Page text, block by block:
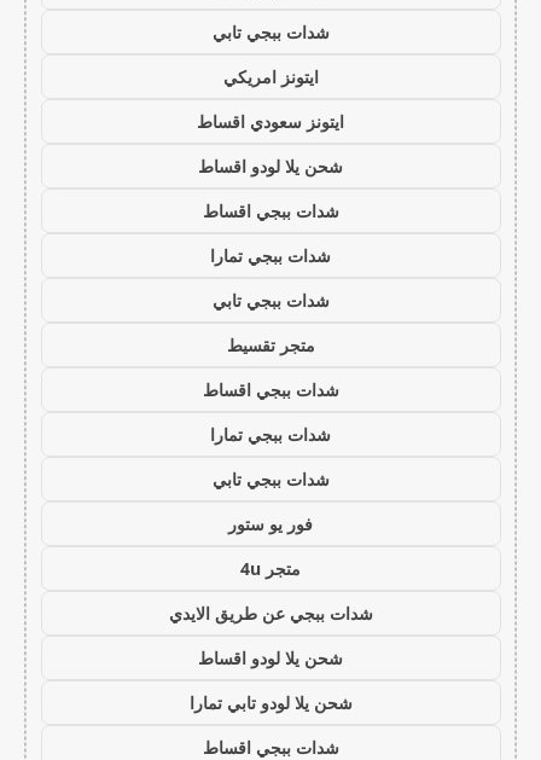
شدات ببجي تابي
ايتونز امريكي
ايتونز سعودي اقساط
شحن يلا لودو اقساط
شدات ببجي اقساط
شدات ببجي تمارا
شدات ببجي تابي
متجر تقسيط
شدات ببجي اقساط
شدات ببجي تمارا
شدات ببجي تابي
فور يو ستور
متجر 4u
شدات ببجي عن طريق الايدي
شحن يلا لودو اقساط
شحن يلا لودو تابي تمارا
شدات ببجي اقساط